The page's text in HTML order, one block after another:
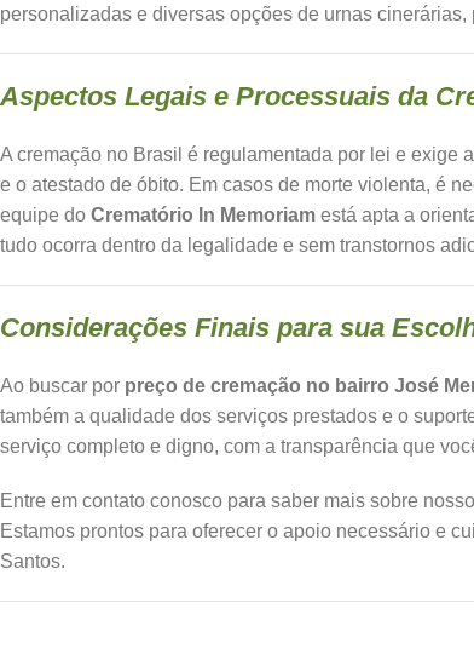
personalizadas e diversas opções de urnas
Aspectos Legais e Processuais da
A cremação no Brasil é regulamentada por lei e exige
e o atestado de óbito. Em casos de morte violenta, é
equipe do Crematório In Memoriam está apta a
tudo ocorra dentro da legalidade e sem transtornos
Considerações Finais para sua
Ao buscar por preço de cremação no bairro José
também a qualidade dos serviços prestados e o
serviço completo e digno, com a transparência que
Entre em contato conosco para saber mais sobre
Estamos prontos para oferecer o apoio necessário e
Santos.